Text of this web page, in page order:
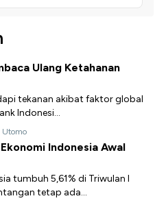
Ulang Ketahanan
tekanan akibat faktor global
Indonesi...
Utomo
Indonesia Awal
tumbuh 5,61% di Triwulan I
tetap ada...